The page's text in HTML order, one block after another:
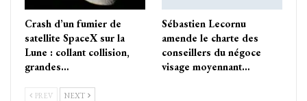
Crash d’un fumier de
satellite SpaceX sur la
Lune : collant collision,
grandes…
Sébastien Lecornu
amende le charte des
conseillers du négoce
visage moyennant…
PREV NEXT